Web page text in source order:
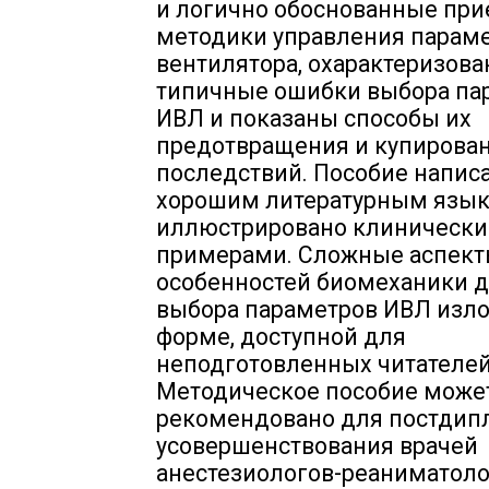
и логично обоснованные
методики управления
вентилятора,
типичные ошибки выбора
ИВЛ и показаны способы их
предотвращения и
последствий. Пособие
хорошим литературным
иллюстрировано
примерами. Сложные
особенностей биомеханики
выбора параметров ИВЛ
форме, доступной для
неподготовленных
Методическое пособие
рекомендовано для
усовершенствования врачей
анестезиологов-